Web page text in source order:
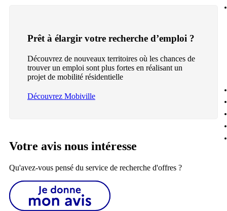
Prêt à élargir votre recherche d’emploi ?
Découvrez de nouveaux territoires où les chances de
trouver un emploi sont plus fortes en réalisant un
projet de mobilité résidentielle
Découvrez Mobiville
Votre avis nous intéresse
Qu'avez-vous pensé du service de recherche d'offres ?